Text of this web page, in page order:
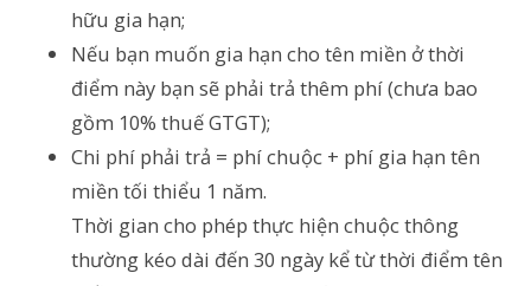
hữu gia hạn;
Nếu bạn muốn gia hạn cho tên miền ở thời
điểm này bạn sẽ phải trả thêm phí (chưa bao
gồm 10% thuế GTGT);
Chi phí phải trả = phí chuộc + phí gia hạn tên
miền tối thiểu 1 năm.
Thời gian cho phép thực hiện chuộc thông
thường kéo dài đến 30 ngày kể từ thời điểm tên